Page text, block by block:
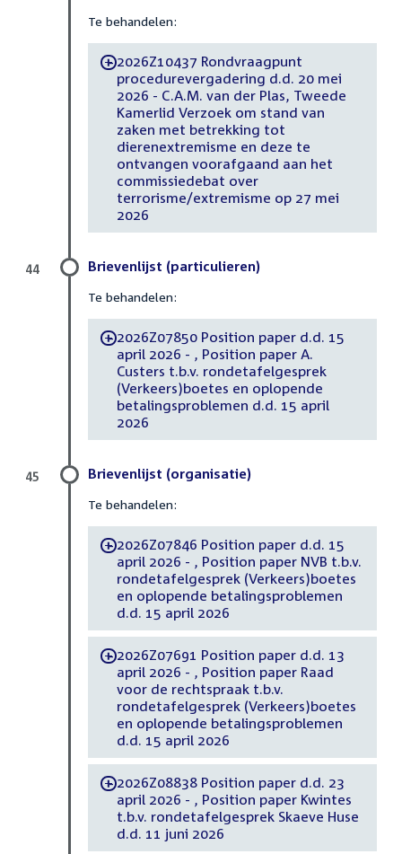
Te behandelen:
-2026Z10437 Rondvraagpunt
procedurevergadering d.d. 20 mei
2026 - C.A.M. van der Plas, Tweede
Kamerlid Verzoek om stand van
zaken met betrekking tot
dierenextremisme en deze te
ontvangen voorafgaand aan het
commissiedebat over
terrorisme/extremisme op 27 mei
2026
Brievenlijst (particulieren)
Te behandelen:
-2026Z07850 Position paper d.d. 15
april 2026 - , Position paper A.
Custers t.b.v. rondetafelgesprek
(Verkeers)boetes en oplopende
betalingsproblemen d.d. 15 april
2026
44
Brievenlijst (organisatie)
Te behandelen:
-2026Z07846 Position paper d.d. 15
april 2026 - , Position paper NVB t.b.v.
rondetafelgesprek (Verkeers)boetes
en oplopende betalingsproblemen
d.d. 15 april 2026
-2026Z07691 Position paper d.d. 13
april 2026 - , Position paper Raad
voor de rechtspraak t.b.v.
rondetafelgesprek (Verkeers)boetes
en oplopende betalingsproblemen
d.d. 15 april 2026
-2026Z08838 Position paper d.d. 23
april 2026 - , Position paper Kwintes
t.b.v. rondetafelgesprek Skaeve Huse
d.d. 11 juni 2026
45